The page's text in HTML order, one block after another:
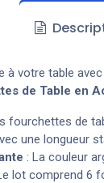
à votre table
de Table en
fourchettes de
une longueur
: La couleur
lot comprend 6